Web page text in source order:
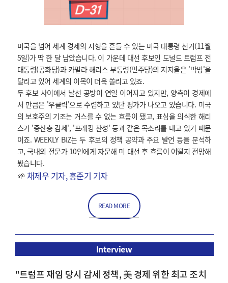
미국을 넘어 세계 경제의 지형을 흔들 수 있는 미국 대통령 선거(11월
5일)가 딱 한 달 남았습니다. 이 가운데 대선 후보인 도널드 트럼프 전
대통령(공화당)과 카멀라 해리스 부통령(민주당)의 지지율은 '박빙'을
달리고 있어 세계의 이목이 더욱 쏠리고 있죠.
두 후보 사이에서 날선 공방이 연일 이어지고 있지만, 양측이 경제에
서 만큼은 '우클릭'으로 수렴하고 있단 평가가 나오고 있습니다. 미국
의 보호주의 기조는 거스를 수 없는 흐름이 됐고, 표심을 의식한 해리
스가 '중산층 감세', '프래킹 찬성' 등과 같은 목소리를 내고 있기 때문
이죠. WEEKLY BIZ는 두 후보의 정책 공약과 주요 발언 등을 분석하
고, 국내외 전문가 10인에게 자문해 미 대선 후 흐름이 어떨지 전망해
봤습니다.
🌱 채제우 기자, 홍준기 기자
READ MORE
Interview
"트럼프 재임 당시 감세 정책, 美 경제 위한 최고 조치